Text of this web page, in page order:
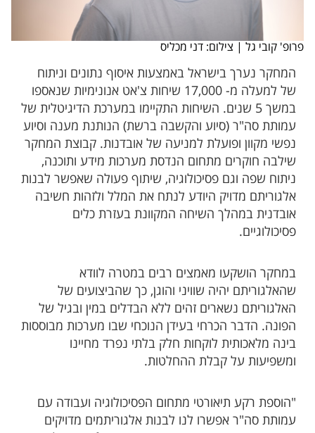
פרופ' קובי גל | צילום: דני מכליס
המחקר נערך בישראל באמצעות איסוף נתונים וניתוח
של למעלה מ- 17,000 שיחות צ'אט אנונימיות שנאספו
במשך 5 שנים. השיחות התקיימו במערכת הדיגיטלית של
עמותת סה"ר (סיוע והקשבה ברשת) הנותנת מענה וסיוע
נפשי מקוון ופועלת למניעה של אובדנות. קבוצת המחקר
שילבה חוקרים מתחום הנדסת מערכות מידע ותוכנה,
ניתוח שפה וגם פסיכולוגיה, שיתוף פעולה שאפשר לבנות
אלגוריתם מדויק היודע לנתח את המלל ולזהות חשיבה
אובדנית במהלך השיחה המקוונת בעזרת כלים
פסיכולוגיים.
במחקר הושקעו מאמצים רבים במטרה לוודא
שהאלגוריתם יהיה שוויני והוגן, כך שהביצועים של
האלגוריתם נשארים זהים ללא הבדלים במין ובגיל של
הפונה. הדבר הכרחי בעידן הנוכחי שבו מערכות מבוססות
בינה מלאכותית לוקחות חלק בלתי נפרד מחיינו
ומשפיעות על קבלת ההחלטות.
"הוספת רקע תיאורטי מתחום הפסיכולוגיה ועבודה עם
עמותת סה"ר אפשרו לנו לבנות אלגוריתמים מדויקים